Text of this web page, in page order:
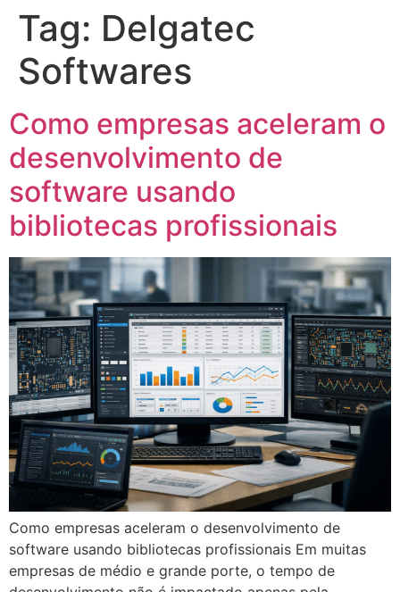
Tag: Delgatec
Softwares
Como empresas aceleram o
desenvolvimento de
software usando
bibliotecas profissionais
Como empresas aceleram o desenvolvimento de
software usando bibliotecas profissionais Em muitas
empresas de médio e grande porte, o tempo de